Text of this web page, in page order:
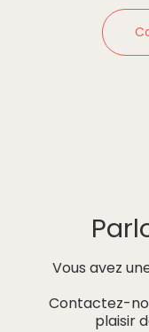
Vous avez
Contactez-
plaisir